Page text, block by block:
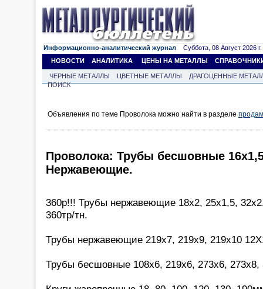
Информационно-аналитический журнал Суббота, 08 Август 2026 г.
НОВОСТИ
АНАЛИТИКА ЦЕНЫ НА МЕТАЛЛЫ
ЧЕРНЫЕ МЕТАЛЛЫ ЦВЕТНЫЕ МЕТАЛЛЫ
ДРАГОЦЕННЫЕ
ПОИСК
Объявления по теме Проволока можно найти в разделе
Проволока: Трубы бесшовные
Нержавеющие.
360р!!! Трубы нержавеющие 18х2, 25х1,5,
360тр/тн.
Трубы нержавеющие 219х7, 219х9, 219х10
Трубы бесшовные 108х6, 219х6, 273х6, 273х8,